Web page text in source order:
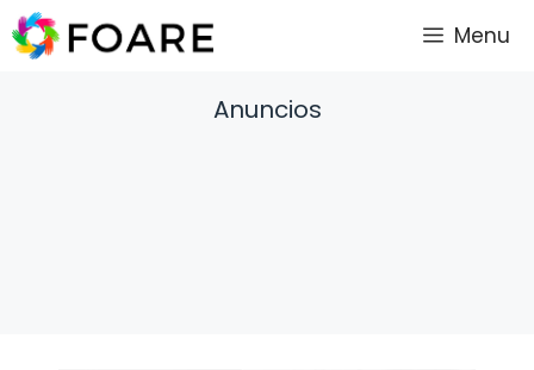
Saltar
al
Menu
Anuncios